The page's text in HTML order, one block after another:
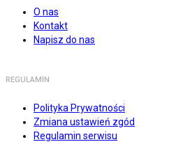
O nas
Kontakt
Napisz do nas
REGULAMIN
Polityka Prywatności
Zmiana ustawień zgód
Regulamin serwisu